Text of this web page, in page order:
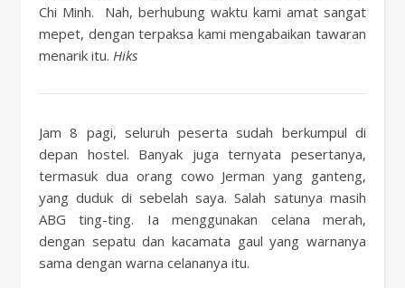
Chi Minh. Nah, berhubung waktu kami amat sangat
mepet, dengan terpaksa kami mengabaikan tawaran
menarik itu. Hiks
Jam 8 pagi, seluruh peserta sudah berkumpul di
depan hostel. Banyak juga ternyata pesertanya,
termasuk dua orang cowo Jerman yang ganteng,
yang duduk di sebelah saya. Salah satunya masih
ABG ting-ting. Ia menggunakan celana merah,
dengan sepatu dan kacamata gaul yang warnanya
sama dengan warna celananya itu.